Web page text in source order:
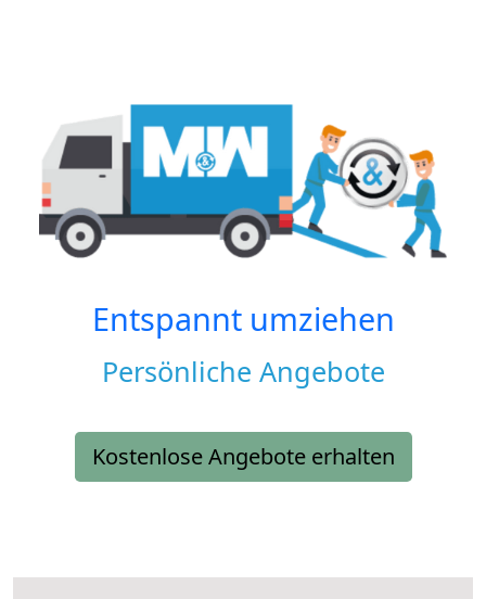
Entspannt umziehen
Persönliche Angebote
Kostenlose Angebote erhalten